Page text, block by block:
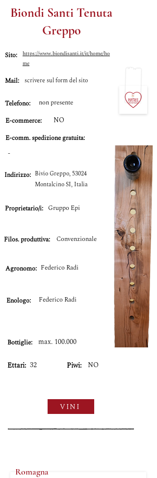
Biondi Santi Tenuta
Greppo
Sito:
https://www.biondisanti.it/it/home/ho
me
Mail: scrivere sul form del sito
Telefono:
non presente
E-commerce:
NO
E-comm.spedizione gratuita:
-
Gruppo Epi
Proprietario/i:
Indirizzo: Bivio Greppo, 53024
Montalcino SI, Italia
Filos. produttiva: Convenzionale
Agronomo: Federico Radi
Enologo: Federico Radi
Bottiglie: max. 100.000
Ettari: 32 Piwi: NO
VINI
Romagna